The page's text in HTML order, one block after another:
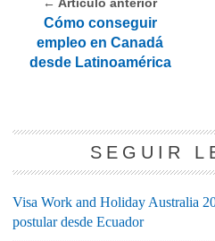
Cómo conseguir
empleo en Canadá
desde Latinoamérica
SEGUIR
Visa Work and Holiday Australia
postular desde Ecuador